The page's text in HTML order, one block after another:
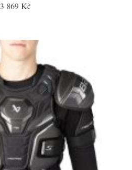
3 869 Kč